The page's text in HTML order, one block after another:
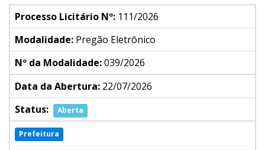
Processo Licitário Nº: 111/2026
Modalidade: Pregão Eletrônico
Nº da Modalidade:039/2026
Data da Abertura: 22/07/2026
Status:
Aberta
Prefeitura